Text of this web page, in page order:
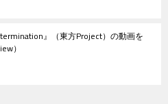
』（東方Project）の動画を
）